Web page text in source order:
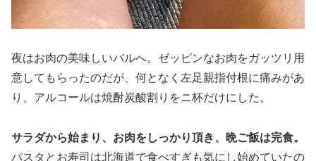
夜はお肉の美味しいバルへ。ゼッピンなお肉をガッツリ用
意してもらったのだが、何となく左足親指付根に痛みがあ
り、アルコールは焼酎炭酸割りをニ杯だけにした。
サラダから始まり、お肉をしっかり頂き、晩ご飯は完食。
パスタとお寿司は北海道で食べすぎも気にし始めていたの